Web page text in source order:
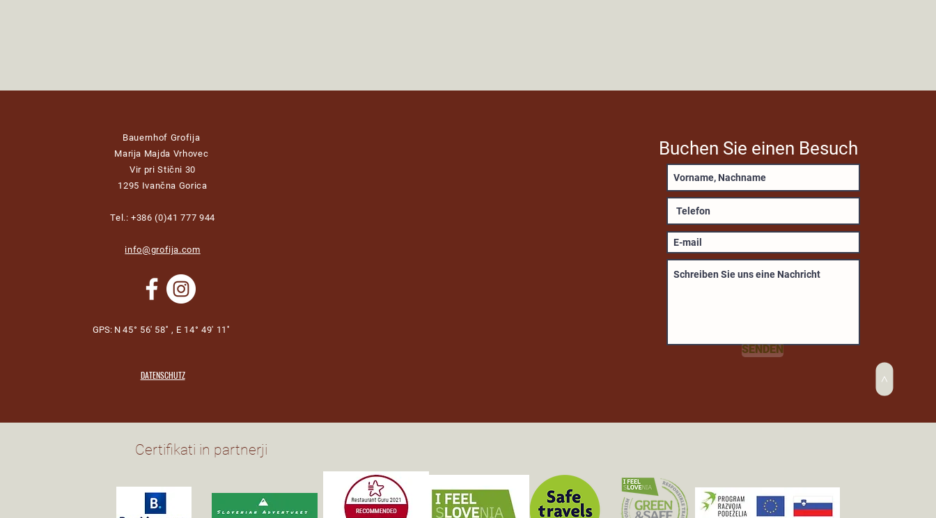
Bauernhof Grofija
Marija Majda Vrhovec
Vir pri Stični 30
1295 Ivančna Gorica
Tel.: +386 (0)41 777 944
info@grofija.com
GPS: N45° 56' 58'' , E 14° 49' 11''
DATENSCHUTZ
Buchen Sie einen Besuch
SENDEN
>
Certifikati in partnerji